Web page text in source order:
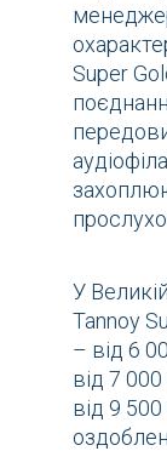
Super
У
Tannoy
– від 6
від 7
від 9